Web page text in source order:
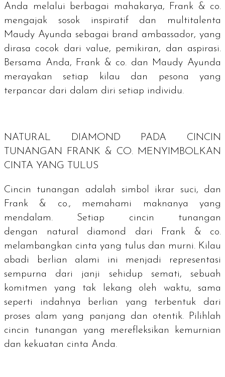
Anda melalui berbagai mahakarya, Frank & co.
mengajak sosok inspiratif dan multitalenta
Maudy Ayunda sebagai brand ambassador, yang
dirasa cocok dari value, pemikiran, dan aspirasi.
Bersama Anda, Frank & co. dan Maudy Ayunda
merayakan setiap kilau dan pesona yang
terpancar dari dalam diri setiap individu.
NATURAL DIAMOND
PADA CINCIN
TUNANGAN FRANK & CO. MENYIMBOLKAN
CINTA YANG TULUS
Cincin tunangan adalah simbol ikrar suci, dan
Frank & co., memahami maknanya yang
mendalam. Setiap cincin tunangan
dengan
natural diamond dari Frank & co.
melambangkan cinta yang tulus dan murni. Kilau
abadi berlian alami ini menjadi representasi
sempurna dari janji sehidup semati, sebuah
komitmen yang tak lekang oleh waktu, sama
seperti indahnya berlian yang terbentuk dari
proses alam yang panjang dan otentik. Pilihlah
cincin tunangan yang merefleksikan kemurnian
dan kekuatan cinta Anda.